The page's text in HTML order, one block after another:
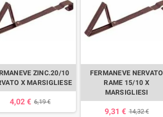
ZINC.20/10
X MARSIGLIESE
4,02 € 6,19 €
FERMANEVE NERVATO
RAME 15/10 X
MARSIGLIESI
9,31 € 14,32 €